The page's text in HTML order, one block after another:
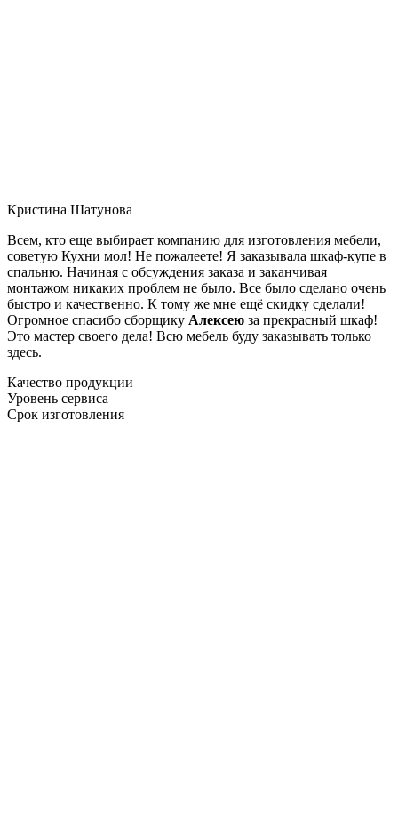
Кристина Шатунова
Всем, кто еще выбирает компанию для изготовления мебели,
советую Кухни мол! Не пожалеете! Я заказывала шкаф-купе в
спальню. Начиная с обсуждения заказа и заканчивая
монтажом никаких проблем не было. Все было сделано очень
быстро и качественно. К тому же мне ещё скидку сделали!
Огромное спасибо сборщику Алексею за прекрасный шкаф!
Это мастер своего дела! Всю мебель буду заказывать только
здесь.
Качество продукции
Уровень сервиса
Срок изготовления